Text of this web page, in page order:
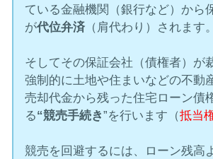
ている金融機関（銀行など）から
が代位弁済 （肩代わり）されます。
そしてその保証会社（債権者）が
強制的に土地や住まいなどの不動
売却代金から残った住宅ローン債
る“競売手続き”を行います（抵当
競売を回避するには、ローン残高